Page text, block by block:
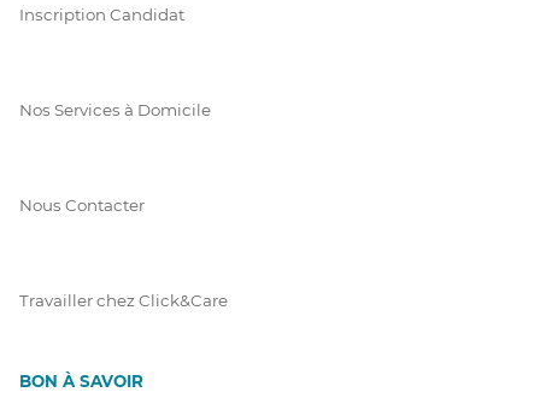
Inscription Candidat
Nos Services à Domicile
Nous Contacter
Travailler chez Click&Care
BON À SAVOIR